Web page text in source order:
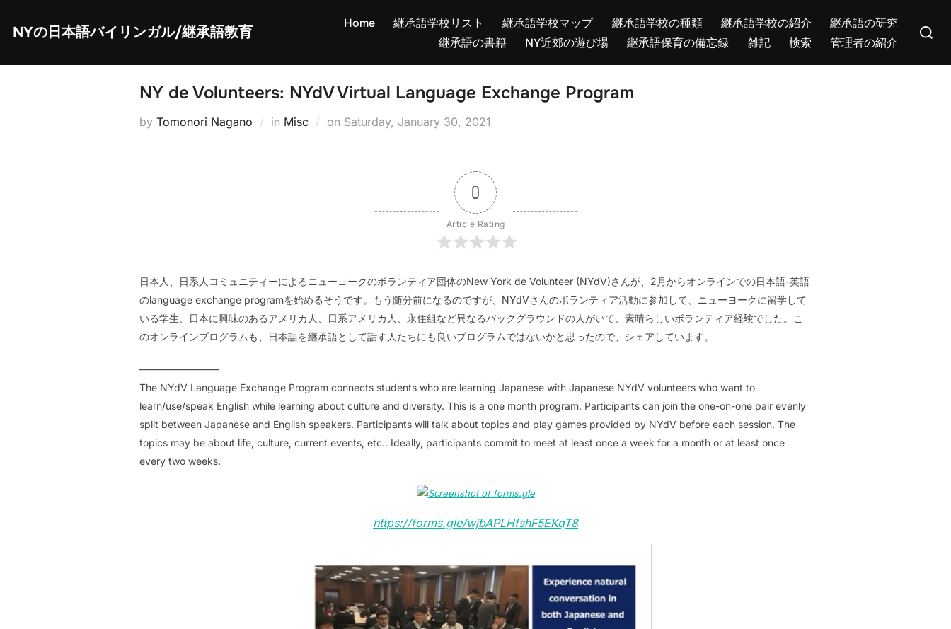
content
NYの日本語バイリンガル/継承語教育
Home 継承語学校リスト 継承語学校マップ 継承語学校の種類 継承語学校の紹介
継承語の研究
継承語の書籍
NY近郊の遊び場 継承語保育の備忘録 雑記 検索 管理者の紹介
for:
NY de Volunteers: NYdV Virtual Language Exchange Program
by Tomonori Nagano in Misc on Posted
Saturday, January 30, 2021
0
Article Rating
日本人、日系人コミュニティーによるニューヨークのボランティア団体のNew York de Volunteer (NYdV)さんが、2月からオンラインでの日本語-英語
のlanguage exchange programを始めるそうです。もう随分前になるのですが、NYdVさんのボランティア活動に参加して、ニューヨークに留学して
いる学生、日本に興味のあるアメリカ人、日系アメリカ人、永住組など異なるバックグラウンドの人がいて、素晴らしいボランティア経験でした。こ
のオンラインプログラムも、日本語を継承語として話す人たちにも良いプログラムではないかと思ったので、シェアしています。
————————
The NYdV Language Exchange Program connects students who are learning Japanese with Japanese NYdV volunteers who want to
learn/use/speak English while learning about culture and diversity. This is a one month program. Participants can join the one-on-one pair evenly
split between Japanese and English speakers. Participants will talk about topics and play games provided by NYdV before each session. The
topics may be about life, culture, current events, etc.. Ideally, participants commit to meet at least once a week for a month or at least once
every two weeks.
https://forms.gle/wjbAPLHfshF5EKqT8